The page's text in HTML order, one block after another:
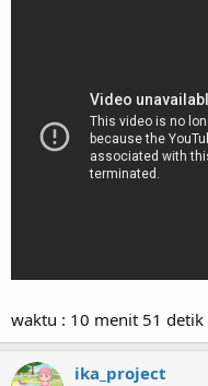
waktu : 10 menit 51 detik
ika_project